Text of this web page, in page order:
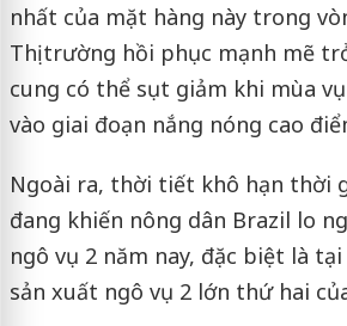
nhất của mặt hàng này trong
Thị trường hồi phục mạnh mẽ
cung có thể sụt giảm khi mùa
vào giai đoạn nắng nóng cao
Ngoài ra, thời tiết khô hạn thời
đang khiến nông dân Brazil lo
ngô vụ 2 năm nay, đặc biệt là
sản xuất ngô vụ 2 lớn thứ hai